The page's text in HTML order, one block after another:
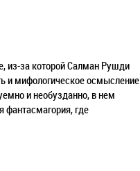
из-за которой Салман Рушди
и мифологическое осмысление
и необузданно, в нем
фантасмагория, где